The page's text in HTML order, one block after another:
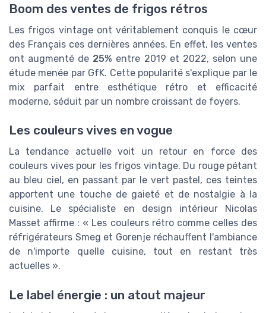
Boom des ventes de frigos rétros
Les frigos vintage ont véritablement conquis le cœur
des Français ces dernières années. En effet, les ventes
ont augmenté de 25% entre 2019 et 2022, selon une
étude menée par GfK. Cette popularité s'explique par le
mix parfait entre esthétique rétro et efficacité
moderne, séduit par un nombre croissant de foyers.
Les couleurs vives en vogue
La tendance actuelle voit un retour en force des
couleurs vives pour les frigos vintage. Du rouge pétant
au bleu ciel, en passant par le vert pastel, ces teintes
apportent une touche de gaieté et de nostalgie à la
cuisine. Le spécialiste en design intérieur Nicolas
Masset affirme : « Les couleurs rétro comme celles des
réfrigérateurs Smeg et Gorenje réchauffent l'ambiance
de n'importe quelle cuisine, tout en restant très
actuelles ».
Le label énergie : un atout majeur